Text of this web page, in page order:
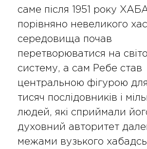
саме після 1951 року
порівняно невеликого
середовища почав
перетворюватися на
систему, а сам Ребе став
центральною фігурою
тисяч послідовників і
людей, які сприймали
духовний авторитет
межами вузького